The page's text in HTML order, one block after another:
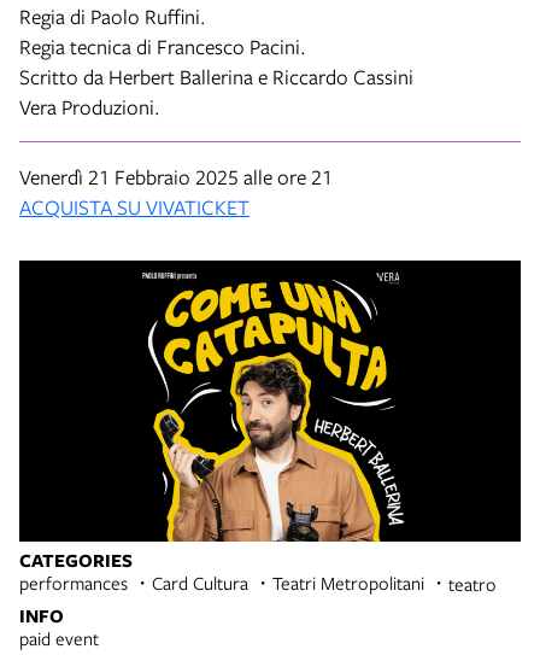
CATEGORIES
performances Card Cultura Teatri Metropolitani teatro
INFO
paid event
Regia di Paolo Ruffini.
Regia tecnica di Francesco Pacini.
Scritto da Herbert Ballerina e Riccardo Cassini
Vera Produzioni.
Venerdì 21 Febbraio 2025 alle ore 21
ACQUISTA SU VIVATICKET